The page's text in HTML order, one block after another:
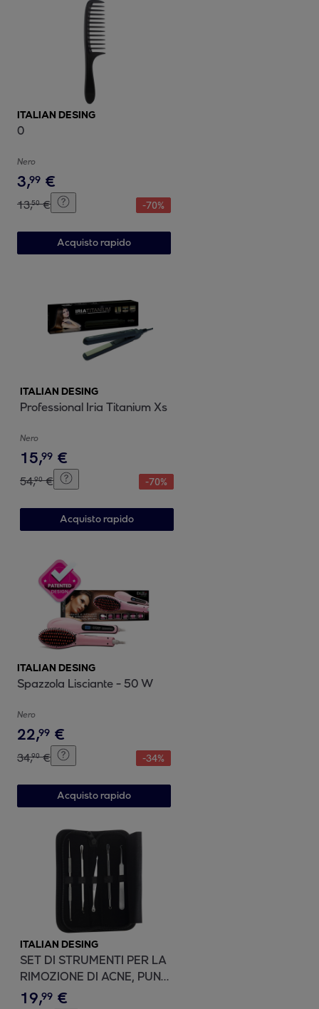
ITALIAN DESING
0
Nero
3,99 €
13,50 € -70%
Acquisto rapido
ITALIAN DESING
Professional Iria Titanium Xs
Nero
15,99 €
54,90 € -70%
Acquisto rapido
ITALIAN DESING
Spazzola Lisciante - 50 W
Nero
22,99 €
34,90 € -34%
Acquisto rapido
ITALIAN DESING
SET DI STRUMENTI PER LA
RIMOZIONE DI ACNE, PUNTI
NERI E COMEDONI
19,99 €